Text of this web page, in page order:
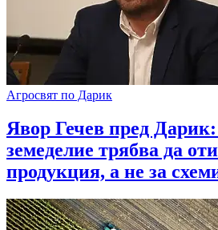
Агросвят по Дарик
Явор Гечев пред
земеделие трябва да
продукция, а не за